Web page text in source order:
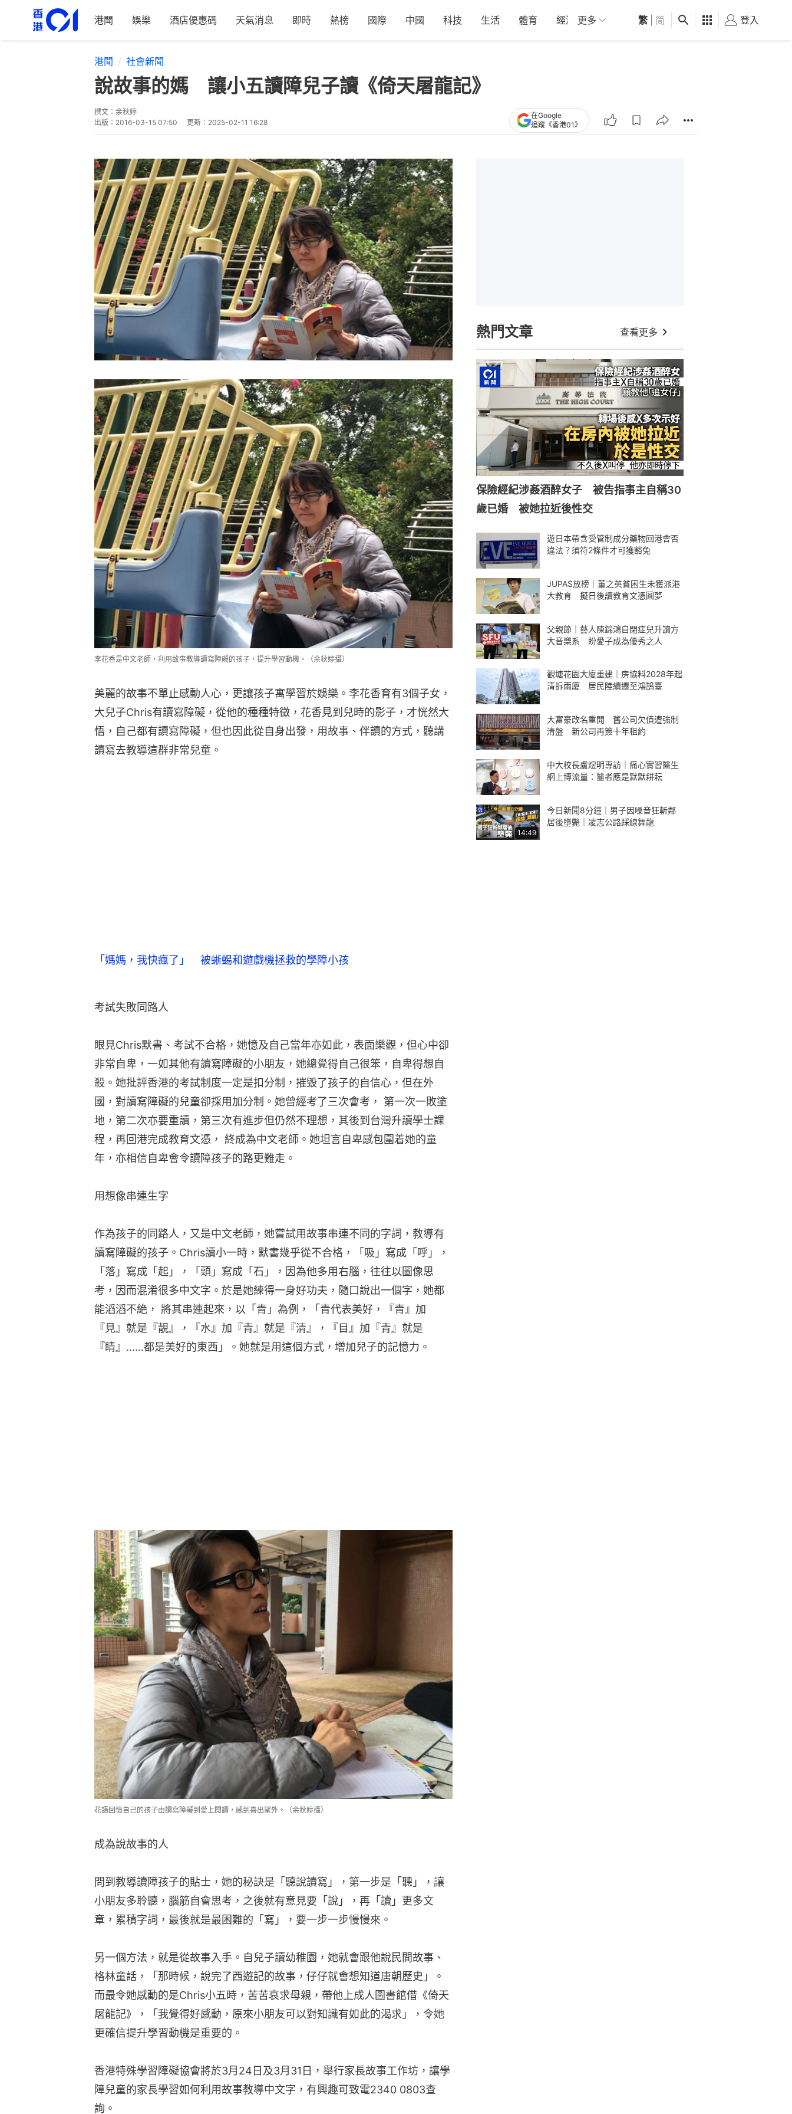
港聞 娛樂 酒店優惠碼 天氣消息 即時 熱榜 國際 中國 科技 生活 體育 經濟 01深圳 觀點 健康 好食玩飛
更多 繁 简 登入
港聞 社會新聞
說故事的媽 讓小五讀障兒子讀《倚天屠龍記》
撰文： 余秋婷
出版： 2016-03-15 07:50 更新： 2025-02-11 16:28
在Google
追蹤《香港01》
李花香是中文老師，利用故事教導讀寫障礙的孩子，提升學習動機。（余秋婷攝）
美麗的故事不單止感動人心，更讓孩子寓學習於娛樂。李花香育有3個子女，
大兒子Chris有讀寫障礙，從他的種種特徵，花香見到兒時的影子，才恍然大
悟，自己都有讀寫障礙，但也因此從自身出發，用故事、伴讀的方式，聽講
讀寫去教導這群非常兒童。
「媽媽，我快瘋了」 被蜥蜴和遊戲機拯救的學障小孩
考試失敗同路人
眼見Chris默書、考試不合格，她憶及自己當年亦如此，表面樂觀，但心中卻
非常自卑，一如其他有讀寫障礙的小朋友，她總覺得自己很笨，自卑得想自
殺。她批評香港的考試制度一定是扣分制，摧毀了孩子的自信心，但在外
國，對讀寫障礙的兒童卻採用加分制。她曾經考了三次會考， 第一次一敗塗
地，第二次亦要重讀，第三次有進步但仍然不理想，其後到台灣升讀學士課
程，再回港完成教育文憑， 終成為中文老師。她坦言自卑感包圍着她的童
年，亦相信自卑會令讀障孩子的路更難走。
用想像串連生字
作為孩子的同路人，又是中文老師，她嘗試用故事串連不同的字詞，教導有
讀寫障礙的孩子。Chris讀小一時，默書幾乎從不合格，「吸」寫成「呼」，
「落」寫成「起」，「頭」寫成「石」，因為他多用右腦，往往以圖像思
考，因而混淆很多中文字。於是她練得一身好功夫，隨口說出一個字，她都
能滔滔不絶， 將其串連起來，以「青」為例，「青代表美好，『青』加
『見』就是『靚』，『水』加『青』就是『清』，『目』加『青』就是
『睛』……都是美好的東西」。她就是用這個方式，增加兒子的記憶力。
花語回憶自己的孩子由讀寫障礙到愛上閱讀，感到喜出望外。（余秋婷攝）
成為說故事的人
問到教導讀障孩子的貼士，她的秘訣是「聽說讀寫」，第一步是「聽」，讓
小朋友多聆聽，腦筋自會思考，之後就有意見要「說」，再「讀」更多文
章，累積字詞，最後就是最困難的「寫」，要一步一步慢慢來。
另一個方法，就是從故事入手。自兒子讀幼稚園，她就會跟他說民間故事、
格林童話，「那時候，說完了西遊記的故事，仔仔就會想知道唐朝歷史」。
而最令她感動的是Chris小五時，苦苦哀求母親，帶他上成人圖書館借《倚天
屠龍記》，「我覺得好感動，原來小朋友可以對知識有如此的渴求」，令她
更確信提升學習動機是重要的。
香港特殊學習障礙協會將於3月24日及3月31日，舉行家長故事工作坊，讓學
障兒童的家長學習如何利用故事教導中文字，有興趣可致電2340 0803查
詢。
熱門文章 查看更多
保險經紀涉姦酒醉女子 被告指事主自稱30
歲已婚 被她拉近後性交
遊日本帶含受管制成分藥物回港會否
違法？須符2條件才可獲豁免
JUPAS放榜｜董之英貧困生未獲派港
大教育 擬日後讀教育文憑圓夢
父親節｜藝人陳錦鴻自閉症兒升讀方
大音樂系 盼愛子成為優秀之人
觀塘花園大廈重建｜房協料2028年起
清拆兩廈 居民陸續遷至鴻鵠臺
大富豪改名重開 舊公司欠債遭強制
清盤 新公司再簽十年租約
中大校長盧煜明專訪｜痛心實習醫生
網上博流量：醫者應是默默耕耘
14:49
今日新聞8分鐘｜男子因噪音狂斬鄰
居後墮斃｜凌志公路踩線舞龍